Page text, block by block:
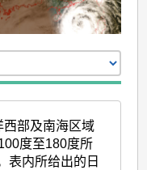
西部及南海区域
度至180度所
表内所给出的日